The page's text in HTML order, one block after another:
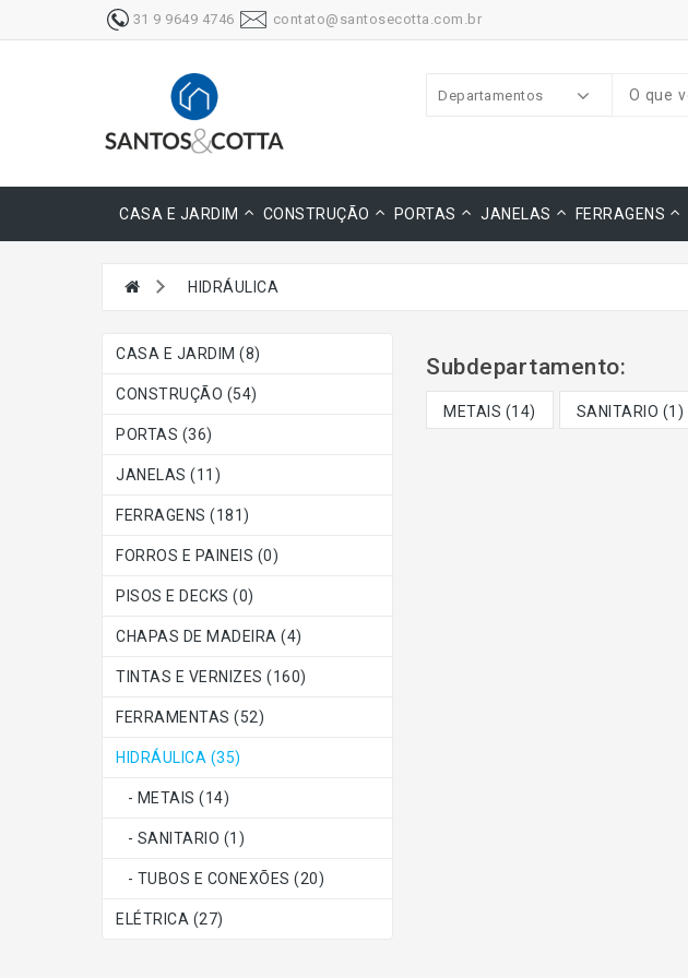
31 9 9649 4746 contato@santosecotta.com.br
Departamentos
CASA E JARDIM CONSTRUÇÃO PORTAS JANELAS FERRAGENS
HIDRÁULICA
CASA E JARDIM (8)
CONSTRUÇÃO (54)
PORTAS (36)
JANELAS (11)
FERRAGENS (181)
FORROS E PAINEIS (0)
PISOS E DECKS (0)
CHAPAS DE MADEIRA (4)
TINTAS E VERNIZES (160)
FERRAMENTAS (52)
HIDRÁULICA (35)
- METAIS (14)
- SANITARIO (1)
- TUBOS E CONEXÕES (20)
ELÉTRICA (27)
Subdepartamento:
METAIS (14) SANITARIO (1)